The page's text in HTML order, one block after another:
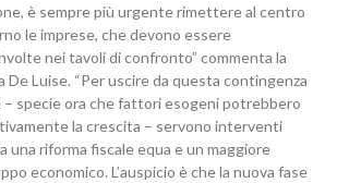
è sempre più urgente rimettere al centro
le imprese, che devono essere
nei tavoli di confronto” commenta la
De Luise. “Per uscire da questa contingenza
– specie ora che fattori esogeni potrebbero
la crescita – servono interventi
una riforma fiscale equa e un maggiore
economico. L’auspicio è che la nuova fase